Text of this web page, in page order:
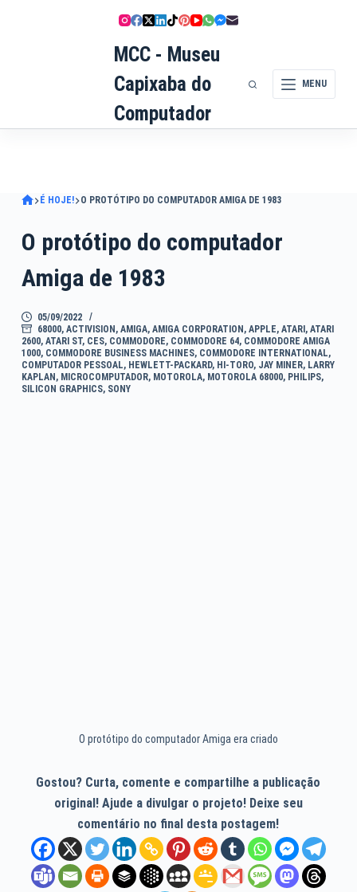
MCC - Museu
Capixaba do
Computador
MENU
É HOJE! O PROTÓTIPO DO COMPUTADOR AMIGA DE 1983
O protótipo do computador
Amiga de 1983
05/09/2022
68000, ACTIVISION , AMIGA, AMIGA CORPORATION , APPLE, ATARI , ATARI
2600, ATARI ST, CES, COMMODORE, COMMODORE 64, COMMODORE AMIGA
1000, COMMODORE BUSINESS MACHINES, COMMODORE INTERNATIONAL,
COMPUTADOR PESSOAL, HEWLETT-PACKARD, HI-TORO, JAY MINER, LARRY
KAPLAN , MICROCOMPUTADOR, MOTOROLA, MOTOROLA 68000, PHILIPS,
SILICON GRAPHICS, SONY
O protótipo do computador Amiga era criado
Gostou? Curta, comente e compartilhe a publicação
original! Ajude a divulgar o projeto! Deixe seu
comentário no final desta postagem!